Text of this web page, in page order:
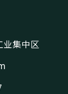
业集中区